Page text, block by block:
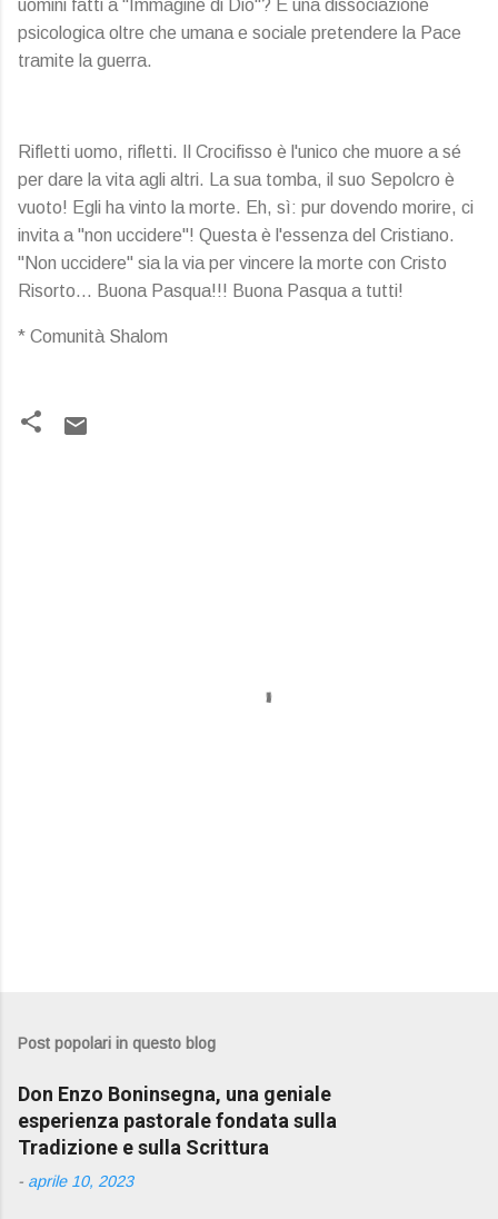
uomini fatti a "Immagine di Dio"? È una dissociazione
psicologica oltre che umana e sociale pretendere la Pace
tramite la guerra.
Rifletti uomo, rifletti. Il Crocifisso è l'unico che muore a sé
per dare la vita agli altri. La sua tomba, il suo Sepolcro è
vuoto! Egli ha vinto la morte. Eh, sì: pur dovendo morire, ci
invita a "non uccidere"! Questa è l'essenza del Cristiano.
"Non uccidere" sia la via per vincere la morte con Cristo
Risorto… Buona Pasqua!!! Buona Pasqua a tutti!
* Comunità Shalom
Post popolari in questo blog
Don Enzo Boninsegna, una geniale
esperienza pastorale fondata sulla
Tradizione e sulla Scrittura
- aprile 10, 2023